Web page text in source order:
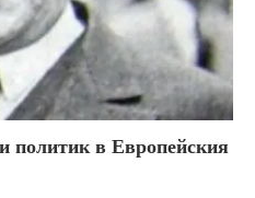
политик в Европейския